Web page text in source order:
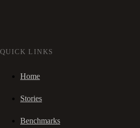
QUICK LINKS
Home
Stories
Benchmarks